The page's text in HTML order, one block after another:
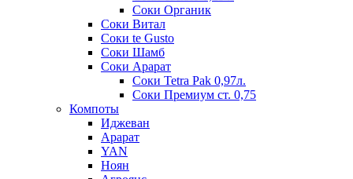
Соки Органик
Соки Витал
Соки te Gusto
Соки Шамб
Соки Арарат
Соки Tetra Pak 0,97л.
Соки Премиум ст. 0,75
Компоты
Иджеван
Арарат
YAN
Ноян